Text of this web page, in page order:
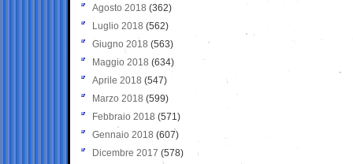
Agosto 2018 (362)
Luglio 2018 (562)
Giugno 2018 (563)
Maggio 2018 (634)
Aprile 2018 (547)
Marzo 2018 (599)
Febbraio 2018 (571)
Gennaio 2018 (607)
Dicembre 2017 (578)